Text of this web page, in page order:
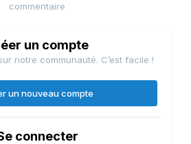
commentaire
un compte
notre communauté. C’est facile !
un nouveau compte
connecter